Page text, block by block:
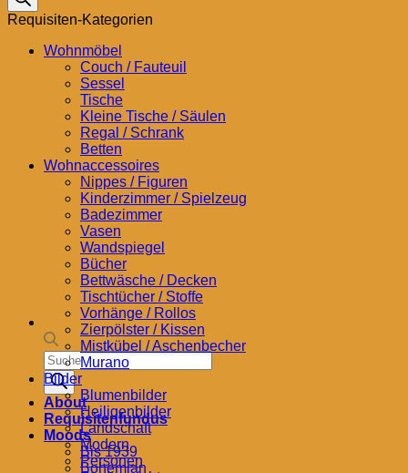
Products
search
About
Requisitenfundus
Moods
Bis 1939
Bohemian
Requisiten-Kategorien
Wohnmöbel
Couch / Fauteuil
Sessel
Tische
Kleine Tische / Säulen
Regal / Schrank
Betten
Wohnaccessoires
Nippes / Figuren
Kinderzimmer / Spielzeug
Badezimmer
Vasen
Wandspiegel
Bücher
Bettwäsche / Decken
Tischtücher / Stoffe
Vorhänge / Rollos
Zierpölster / Kissen
Mistkübel / Aschenbecher
Murano
Bilder
Blumenbilder
Heiligenbilder
Landschaft
Modern
Personen